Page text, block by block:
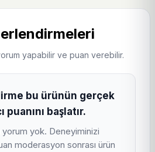
ilk görünen etikete bakmak yerine
sayfası ve benzer ürün
fırsatlarvekampanya
farklı açılardan doğrulamaya
hem ürünün mevcut
alternatiflerini tek sayfa akışı
yapabilir ve puan verebilir.
bu ürünün gerçek
puanını başlatır.
yorum yok. Deneyiminizi
moderasyon sonrası ürün